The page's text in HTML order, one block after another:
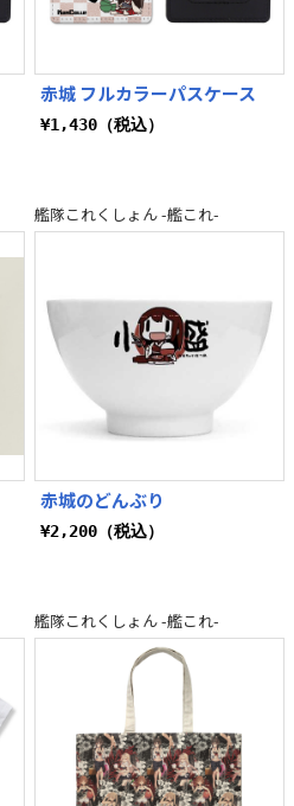
赤城 フルカラーパスケース
¥1,430（税込）
艦隊これくしょん -艦これ-
赤城のどんぶり
¥2,200（税込）
艦隊これくしょん -艦これ-